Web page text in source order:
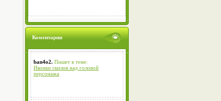
Коментарии
ban4o2. Пишет в теме:
Иконки скилов над головой
персонажа